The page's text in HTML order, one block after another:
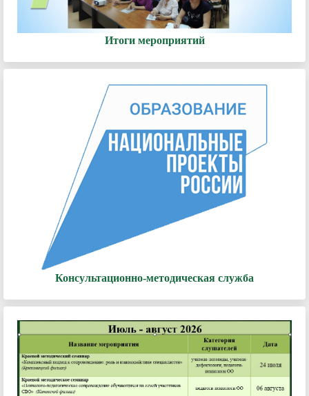
Итоги мероприятий
Консультационно-методическая служба